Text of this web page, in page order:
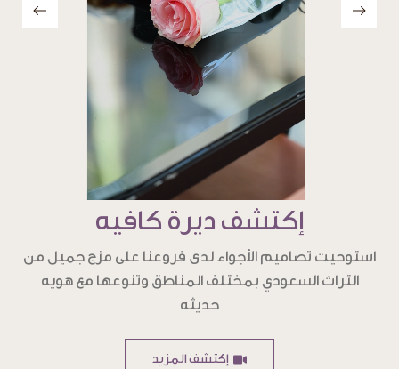
إكتشف ديرة كافيه
استوحيت تصاميم الأجواء لدى فروعنا على مزج جميل من
التراث السعودي بمختلف المناطق وتنوعها مع هويه
حديثه
إكتشف المزيد